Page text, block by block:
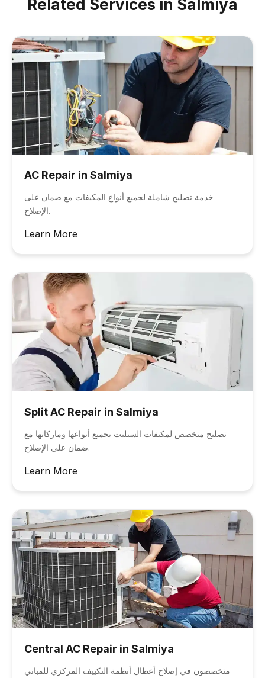
Related Services in Salmiya
AC Repair in Salmiya
خدمة تصليح شاملة لجميع أنواع المكيفات مع ضمان على
الإصلاح.
Learn More
Split AC Repair in Salmiya
تصليح متخصص لمكيفات السبليت بجميع أنواعها وماركاتها مع
ضمان على الإصلاح.
Learn More
Central AC Repair in Salmiya
متخصصون في إصلاح أعطال أنظمة التكييف المركزي للمباني